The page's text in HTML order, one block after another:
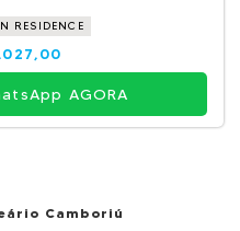
RESIDENCE
AGORA
Camboriú